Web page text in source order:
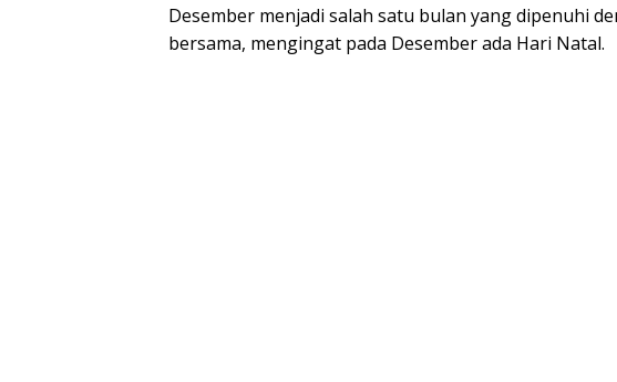
Desember menjadi salah satu bulan yang dipenuhi
bersama, mengingat pada Desember ada Hari Natal.